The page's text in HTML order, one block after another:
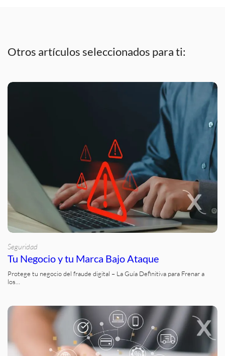
Otros artículos seleccionados para ti:
Seguridad
Tu Negocio y tu Marca Bajo Ataque
Protege tu negocio del fraude digital – La Guía Definitiva para Frenar a
los…